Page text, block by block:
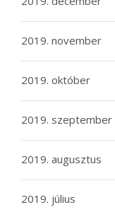
2019. november
2019. október
2019. szeptember
2019. augusztus
2019. július